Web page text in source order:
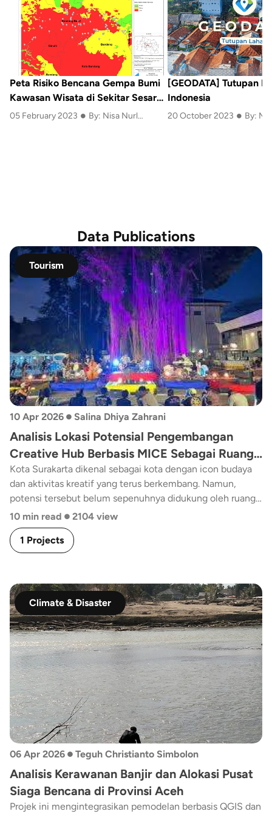
Peta Risiko Bencana Gempa Bumi
Kawasan Wisata di Sekitar Sesar
Lembang
05 February 2023 • By: Nisa Nurlatifa Rahmah
[GEODATA] Tutupan
Indonesia
20 October 2023 • By:
Data Publications
Tourism
10 Apr 2026 • Salina Dhiya Zahrani
Analisis Lokasi Potensial Pengembangan
Creative Hub Berbasis MICE Sebagai Ruang
Publik Kreatif di Kota Surakarta
Kota Surakarta dikenal sebagai kota dengan icon budaya
dan aktivitas kreatif yang terus berkembang. Namun,
potensi tersebut belum sepenuhnya didukung oleh ruang
yang mampu mewadahi interaksi, kolaborasi, dan
pertumbuhan ekonomi kreatif secara optimal. Salah satu
pendekatan yang dapat menjawab kebutuhan tersebut
adalah pengembangan creative hub berbasis MICE
10 min read • 2104 view
1 Projects
Climate & Disaster
06 Apr 2026 • Teguh Christianto Simbolon
Analisis Kerawanan Banjir dan Alokasi Pusat
Siaga Bencana di Provinsi Aceh
Projek ini mengintegrasikan pemodelan berbasis QGIS dan